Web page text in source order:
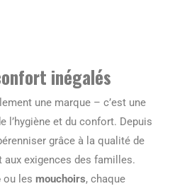
inégalés
une marque – c’est une
l’hygiène et du confort. Depuis
grâce à la qualité de
exigences des familles.
ou les mouchoirs, chaque